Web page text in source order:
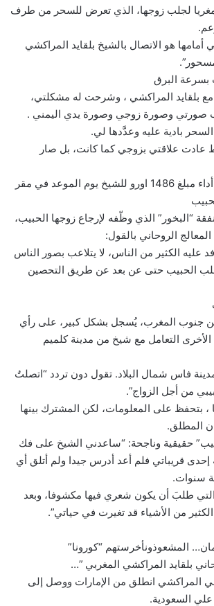
مغريا لجلب زوجها، الذي تعرض للسحر من طرف
أمامها هو الاتصال بالشيخ بلقايد المراكشي
البرق
بلقايد المراكشي ، وشرحت له مشكلتي،
صورتي وصورة زوجي وصورة يدي اليمني .
بادية عليه وعدَّدها لي.
عادت علاقتي بزوجي كما كانت، بل صار
لم تنزعج خديجة من أداء مبلغ 1486 اورو للشيخ يوم الموعد في مقر
“البخور” الذي وظّفه لإرجاع زوجها الحبيب،
الروحاني بالقول:
عليه الكثير من الناس، لا يتلاعب بصور الناس
الحبيب حتى عن بعد عن طريق التحصين
جنوب المغرب، يُسجل بشكل كبير، على رأي
التعامل مع شيخ من مدينة كلميم
فاس شمال البلاد. تقول دون تردد “اتصلتُ
من أجل الزواج”.
بتحفظ على المعلومات، لكن المشترك بينها
المطلق.
حقيقية وناجحة: “ساعدني الشيخ على فك
إحدى قريباتي فلم أعد أدرس جيدا ولم أتلق أي
سنوات.
طلبَ أن يكون شعري فيها مكشوفا، وبعد
من الأشياء قد تغيرت في حياتي”.
المشعوذونأخرستهم “كورونا”
بلقايد المراكشي المغربي ”…
المراكشي انطلق من الإمارات ووصل إلى
السعودية.